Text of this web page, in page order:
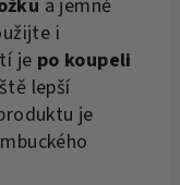
a jemně
i
je po koupeli
lepší
je